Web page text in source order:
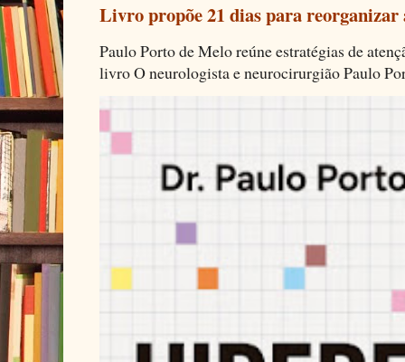
Livro propõe 21 dias para
Paulo Porto de Melo reúne estratégias de
livro O neurologista e neurocirurgião Paulo